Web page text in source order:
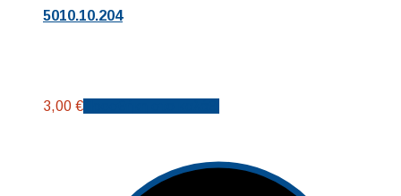
5010.10.204
3,00 €